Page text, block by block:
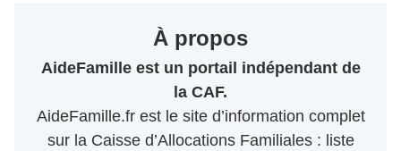
À propos
AideFamille est un portail indépendant de
la CAF.
AideFamille.fr est le site d’information complet
sur la Caisse d’Allocations Familiales : liste